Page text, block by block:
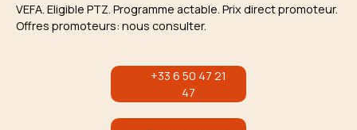
VEFA. Eligible PTZ. Programme actable. Prix direct promoteur.
Offres promoteurs: nous consulter.
+33 6 50 47 21
47